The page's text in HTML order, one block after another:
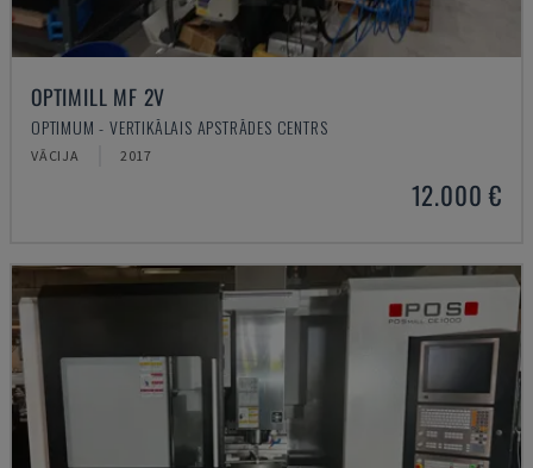
OPTIMILL MF 2V
OPTIMUM - VERTIKĀLAIS APSTRĀDES CENTRS
VĀCIJA 2017
12.000 €